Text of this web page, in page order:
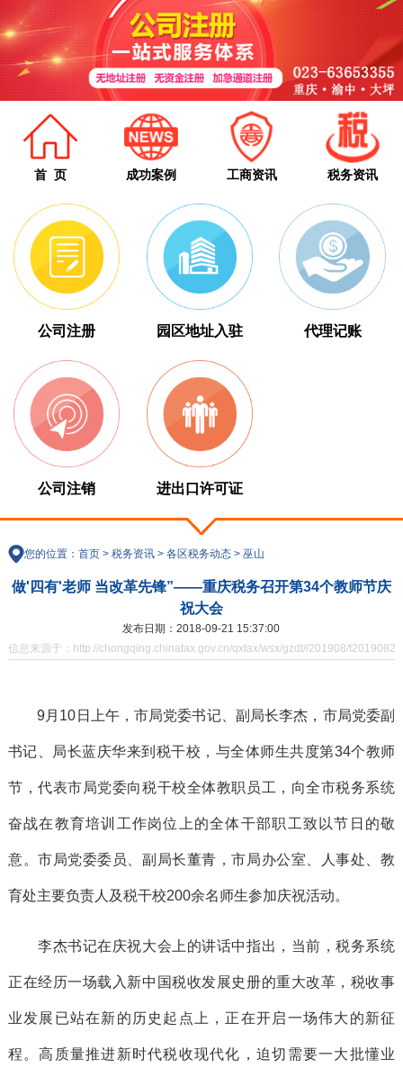
首 页 成功案例 工商资讯 税务资讯
公司注册 园区地址入驻 代理记账
公司注销 进出口许可证
您的位置： 首页> 税务资讯> 各区税务动态> 巫山
做'四有'老师 当改革先锋”——重庆税务召开第34个教师节庆
祝大会
发布日期：2018-09-21 15:37:00
信息来源于：http://chongqing.chinatax.gov.cn/qxtax/wsx/gzdt//201908/
9月10日上午，市局党委书记、副局长李杰，市局党委副
书记、局长蓝庆华来到税干校，与全体师生共度第34个教师
节，代表市局党委向税干校全体教职员工，向全市税务系统
奋战在教育培训工作岗位上的全体干部职工致以节日的敬
意。市局党委委员、副局长董青，市局办公室、人事处、教
育处主要负责人及税干校200余名师生参加庆祝活动。
李杰书记在庆祝大会上的讲话中指出，当前，税务系统
正在经历一场载入新中国税收发展史册的重大改革，税收事
业发展已站在新的历史起点上，正在开启一场伟大的新征
程。高质量推进新时代税收现代化，迫切需要一大批懂业